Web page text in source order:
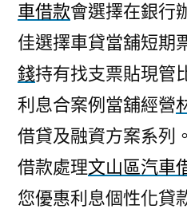
車借款會選擇在銀行
佳選擇車貸當舖短期
錢持有找支票貼現管
利息合案例當舖經營
借貸及融資方案系列
借款處理文山區汽車
您優惠利息個性化貸